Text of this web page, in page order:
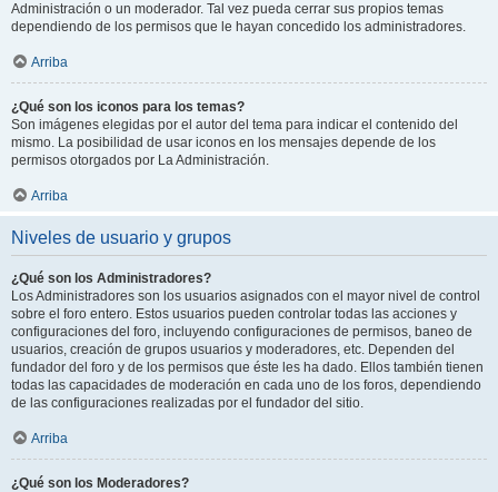
Administración o un moderador. Tal vez pueda cerrar sus propios temas
dependiendo de los permisos que le hayan concedido los administradores.
Arriba
¿Qué son los iconos para los temas?
Son imágenes elegidas por el autor del tema para indicar el contenido del
mismo. La posibilidad de usar iconos en los mensajes depende de los
permisos otorgados por La Administración.
Arriba
Niveles de usuario y grupos
¿Qué son los Administradores?
Los Administradores son los usuarios asignados con el mayor nivel de control
sobre el foro entero. Estos usuarios pueden controlar todas las acciones y
configuraciones del foro, incluyendo configuraciones de permisos, baneo de
usuarios, creación de grupos usuarios y moderadores, etc. Dependen del
fundador del foro y de los permisos que éste les ha dado. Ellos también tienen
todas las capacidades de moderación en cada uno de los foros, dependiendo
de las configuraciones realizadas por el fundador del sitio.
Arriba
¿Qué son los Moderadores?